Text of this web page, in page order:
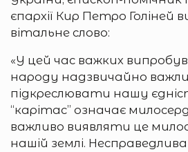
єпархії Кир Петро Голіней
вітальне слово:
«У цей час важких
народу надзвичайно
підкреслювати нашу
“карітас” означає
важливо виявляти це
нашій землі.